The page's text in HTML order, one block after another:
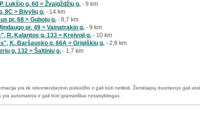
Lukšio g. 60 > Žvaigždžių g. - 9 km
8C > Bivylių g. - 14 km
pr. 68 > Gubojų g. - 8,7 km
pr. 49 > Vainatrakio g. - 9 km
R. Kalantos g. 133 > Kreivoji g. - 10 km
K. Baršausko g. 66A > Grigiškių g. - 2,8 km
g. 132 > Šaltinių g. - 1,7 km
yra tik rekomendacinio pobūdžio ir gali būti netiksli. Žemėlapių duomenys gali
automatinis ir gali būti gramatiškai netaisyklingas.